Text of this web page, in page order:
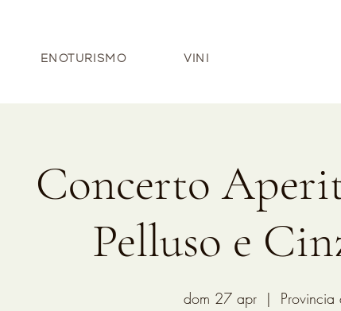
ENOTURISMO VINI
Concerto
Pelluso e
dom 27 apr
  |
Provincia